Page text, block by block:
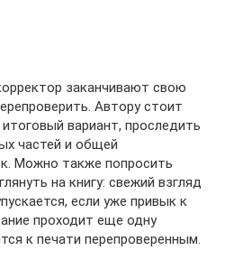
заканчивают свою
Автору стоит
вариант, проследить
частей и общей
Можно также попросить
на книгу: свежий взгляд
если уже привык к
проходит еще одну
к печати перепроверенным.